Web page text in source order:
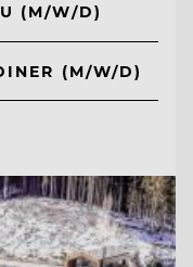
(M/W/D)
(M/W/D)